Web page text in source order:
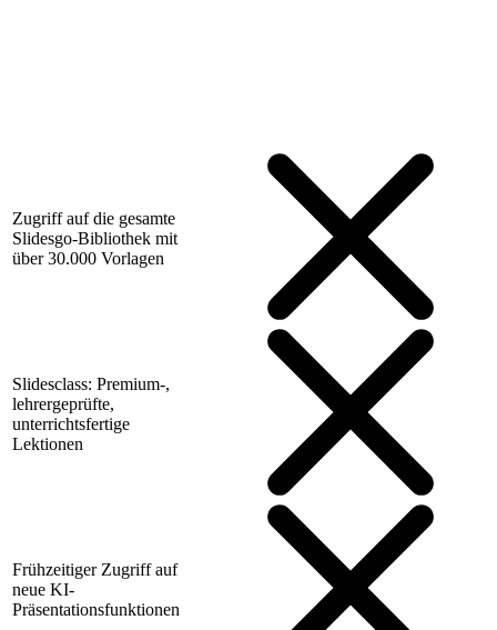
Zugriff auf die gesamte
Slidesgo-Bibliothek mit
über 30.000 Vorlagen
Slidesclass: Premium-,
lehrergeprüfte,
unterrichtsfertige
Lektionen
Frühzeitiger Zugriff auf
neue KI-
Präsentationsfunktionen